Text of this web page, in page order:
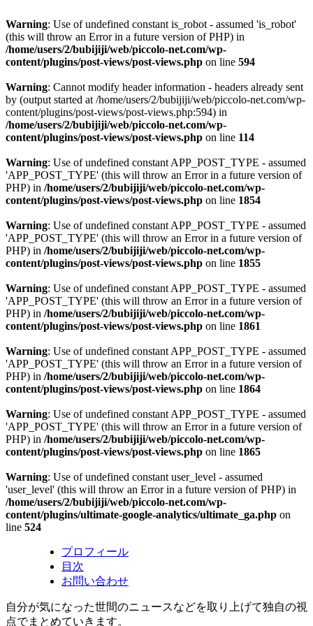
Warning: Use of undefined constant is_robot - assumed 'is_robot'
(this will throw an Error in a future version of PHP) in
/home/users/2/bubijiji/web/piccolo-net.com/wp-
content/plugins/post-views/post-views.php on line 594
Warning: Cannot modify header information - headers already sent
by (output started at /home/users/2/bubijiji/web/piccolo-net.com/wp-
content/plugins/post-views/post-views.php:594) in
/home/users/2/bubijiji/web/piccolo-net.com/wp-
content/plugins/post-views/post-views.php on line 114
Warning: Use of undefined constant APP_POST_TYPE - assumed
'APP_POST_TYPE' (this will throw an Error in a future version of
PHP) in /home/users/2/bubijiji/web/piccolo-net.com/wp-
content/plugins/post-views/post-views.php on line 1854
Warning: Use of undefined constant APP_POST_TYPE - assumed
'APP_POST_TYPE' (this will throw an Error in a future version of
PHP) in /home/users/2/bubijiji/web/piccolo-net.com/wp-
content/plugins/post-views/post-views.php on line 1855
Warning: Use of undefined constant APP_POST_TYPE - assumed
'APP_POST_TYPE' (this will throw an Error in a future version of
PHP) in /home/users/2/bubijiji/web/piccolo-net.com/wp-
content/plugins/post-views/post-views.php on line 1861
Warning: Use of undefined constant APP_POST_TYPE - assumed
'APP_POST_TYPE' (this will throw an Error in a future version of
PHP) in /home/users/2/bubijiji/web/piccolo-net.com/wp-
content/plugins/post-views/post-views.php on line 1864
Warning: Use of undefined constant APP_POST_TYPE - assumed
'APP_POST_TYPE' (this will throw an Error in a future version of
PHP) in /home/users/2/bubijiji/web/piccolo-net.com/wp-
content/plugins/post-views/post-views.php on line 1865
Warning: Use of undefined constant user_level - assumed
'user_level' (this will throw an Error in a future version of PHP) in
/home/users/2/bubijiji/web/piccolo-net.com/wp-
content/plugins/ultimate-google-analytics/ultimate_ga.php on
line 524
プロフィール
目次
お問い合わせ
自分が気になった世間のニュースなどを取り上げて独自の視
点でまとめていきます。